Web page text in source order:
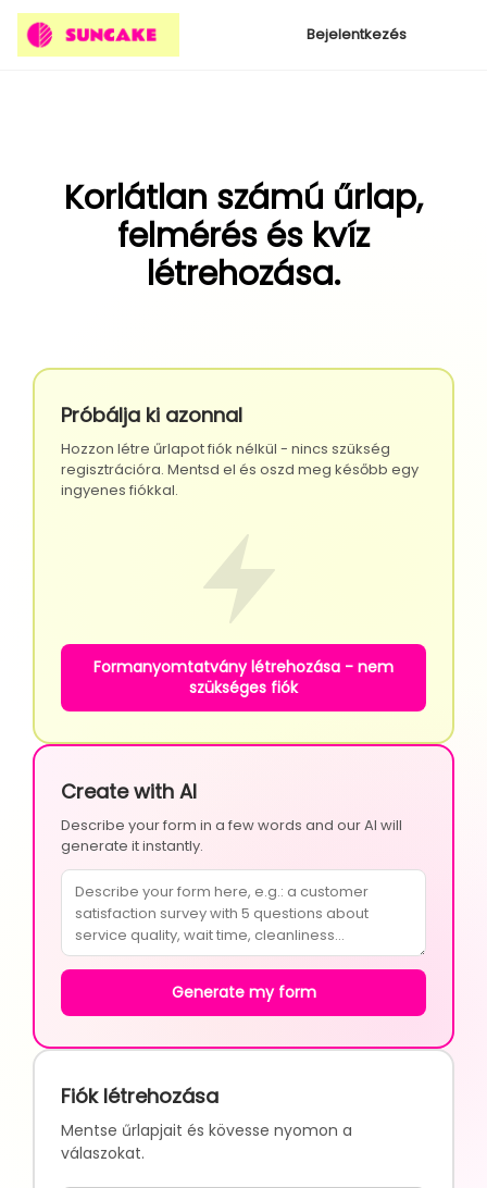
Bejelentkezés
Korlátlan számú űrlap,
felmérés és kvíz
létrehozása.
Próbálja ki azonnal
Hozzon létre űrlapot fiók nélkül - nincs szükség
regisztrációra. Mentsd el és oszd meg később egy
ingyenes fiókkal.
Formanyomtatvány létrehozása - nem
szükséges fiók
Create with AI
Describe your form in a few words and our AI will
generate it instantly.
Generate my form
Fiók létrehozása
Mentse űrlapjait és kövesse nyomon a
válaszokat.